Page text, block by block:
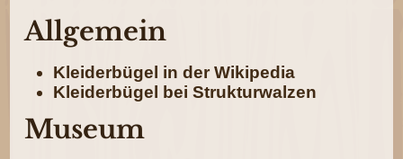
Allgemein
Kleiderbügel in der Wikipedia
Kleiderbügel bei Strukturwalzen
Museum